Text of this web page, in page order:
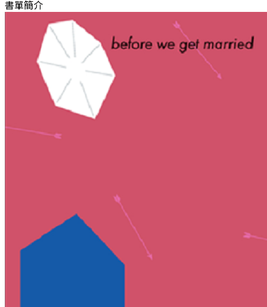
書單簡介